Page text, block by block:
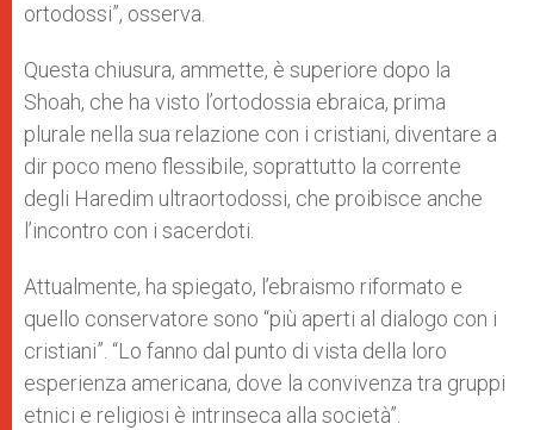
ortodossi”, osserva.
Questa chiusura, ammette, è superiore dopo la
Shoah, che ha visto l’ortodossia ebraica, prima
plurale nella sua relazione con i cristiani, diventare a
dir poco meno flessibile, soprattutto la corrente
degli Haredim ultraortodossi, che proibisce anche
l’incontro con i sacerdoti.
Attualmente, ha spiegato, l’ebraismo riformato e
quello conservatore sono “più aperti al dialogo con i
cristiani”. “Lo fanno dal punto di vista della loro
esperienza americana, dove la convivenza tra gruppi
etnici e religiosi è intrinseca alla società”.